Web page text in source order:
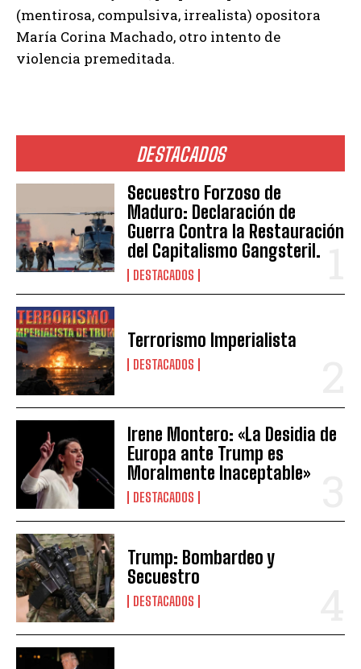
DESTACADOS
Secuestro Forzoso de
Maduro: Declaración de
Guerra Contra la Restauración
del Capitalismo Gangsteril.
DESTACADOS
Terrorismo Imperialista
DESTACADOS
Irene Montero: «La Desidia de
Europa ante Trump es
Moralmente Inaceptable»
DESTACADOS
Trump: Bombardeo y
Secuestro
DESTACADOS
(mentirosa, compulsiva, irrealista) opositora
María Corina Machado, otro intento de
violencia premeditada.